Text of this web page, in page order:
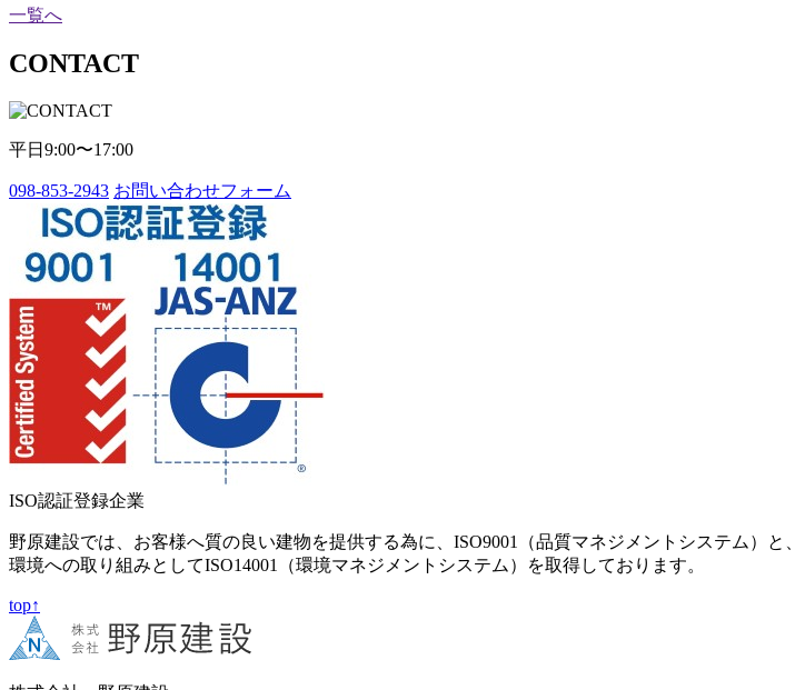
一覧へ
CONTACT
平日9:00〜17:00
098-853-2943 お問い合わせフォーム
ISO認証登録企業
野原建設では、お客様へ質の良い建物を提供する為に、ISO9001（品質マネジメントシステム）と、
環境への取り組みとしてISO14001（環境マネジメントシステム）を取得しております。
top↑